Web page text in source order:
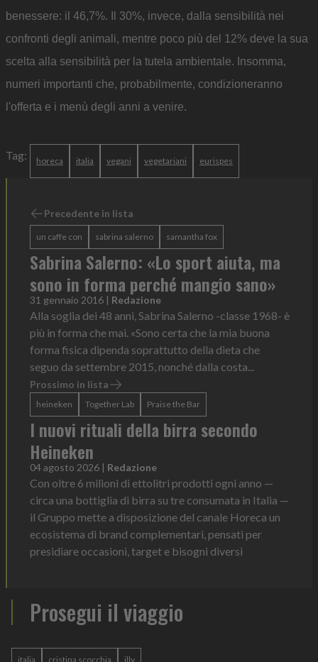
benessere: il 46,7%. Il 30%, invece, dalla sensibilità nei
confronti degli animali, mentre poco più del 12% deve la sua
scelta alla sensibilità per la tutela ambientale. Insomma,
numeri importanti che, probabilmente, condizioneranno
l'offerta e i menù degli anni a venire.
Tag: horeca italia vegani vegetariani eurispes
Precedente in lista
un caffe con sabrina salerno samantha fox
Sabrina Salerno: «Lo sport aiuta, ma
sono in forma perché mangio sano»
31 gennaio 2016 | Redazione
Alla soglia dei 48 anni, Sabrina Salerno -classe 1968- è
più in forma che mai. «Sono certa che la mia buona
forma fisica dipenda soprattutto della dieta che
seguo da settembre 2015, nonché dalla costa...
Prossimo in lista
heineken Together Lab Praise the Bar
I nuovi rituali della birra secondo
Heineken
04 agosto 2026 | Redazione
Con oltre 6 milioni di ettolitri prodotti ogni anno —
circa una bottiglia di birra su tre consumata in Italia —
il Gruppo mette a disposizione del canale Horeca un
ecosistema di brand complementari, pensati per
presidiare occasioni, target e bisogni diversi
Prosegui il viaggio
italia cristina scocchia illy